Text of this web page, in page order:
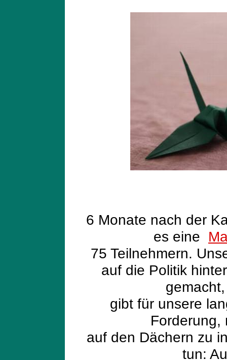
6 Monate nach der
es eine
75 Teilnehmern.
auf die Politik
gibt für unsere
Forderung,
auf den Dächern zu
tun: